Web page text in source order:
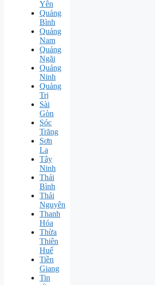
Yên
Quảng
Bình
Quảng
Nam
Quảng
Ngãi
Quảng
Ninh
Quảng
Trị
Sài
Gòn
Sóc
Trăng
Sơn
La
Tây
Ninh
Thái
Bình
Thái
Nguyên
Thanh
Hóa
Thừa
Thiên
Huế
Tiền
Giang
Tin